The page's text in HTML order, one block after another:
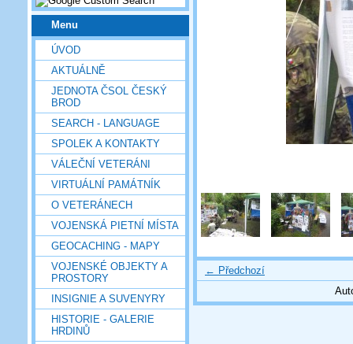
Menu
ÚVOD
AKTUÁLNĚ
JEDNOTA ČSOL ČESKÝ
BROD
SEARCH - LANGUAGE
SPOLEK A KONTAKTY
VÁLEČNÍ VETERÁNI
VIRTUÁLNÍ PAMÁTNÍK
O VETERÁNECH
VOJENSKÁ PIETNÍ MÍSTA
GEOCACHING - MAPY
VOJENSKÉ OBJEKTY A
PROSTORY
INSIGNIE A SUVENYRY
HISTORIE - GALERIE
HRDINŮ
← Předchozí